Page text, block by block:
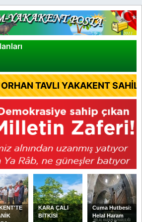
TAVLI YAKAKENT
KARA ÇALI
BİTKİSİ
Cuma Hutbesi:
Helal Haram
×